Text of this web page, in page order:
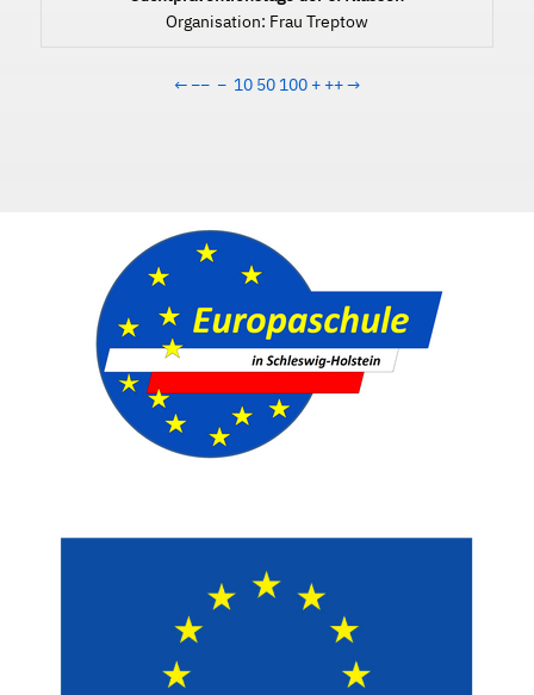
Organisation: Frau Treptow
← −− − 10 50 100 + ++→